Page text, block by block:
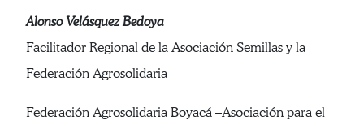
Alonso Velásquez Bedoya
Facilitador Regional de la Asociación Semillas y la
Federación Agrosolidaria
Federación Agrosolidaria Boyacá –Asociación para el